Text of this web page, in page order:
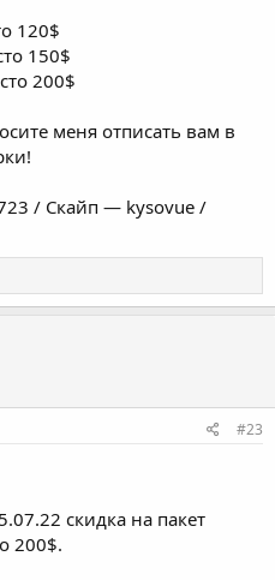
120$
150$
200$
меня отписать вам в
/ Скайп — kysovue /
#23
скидка на пакет
200$.